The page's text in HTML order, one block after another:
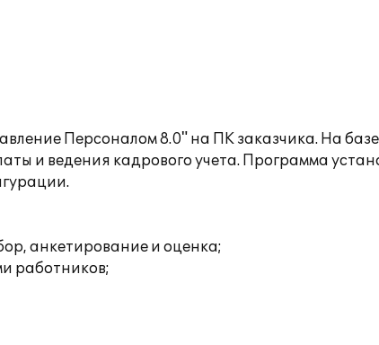
Персоналом 8.0" на ПК заказчика. На
и ведения кадрового учета. Программа
анкетирование и оценка;
работников;